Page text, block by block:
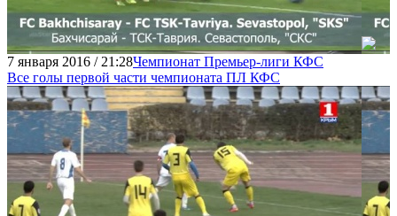
7 января 2016 / 21:28Чемпионат Премьер-лиги КФС
Все голы первой части чемпионата ПЛ КФС